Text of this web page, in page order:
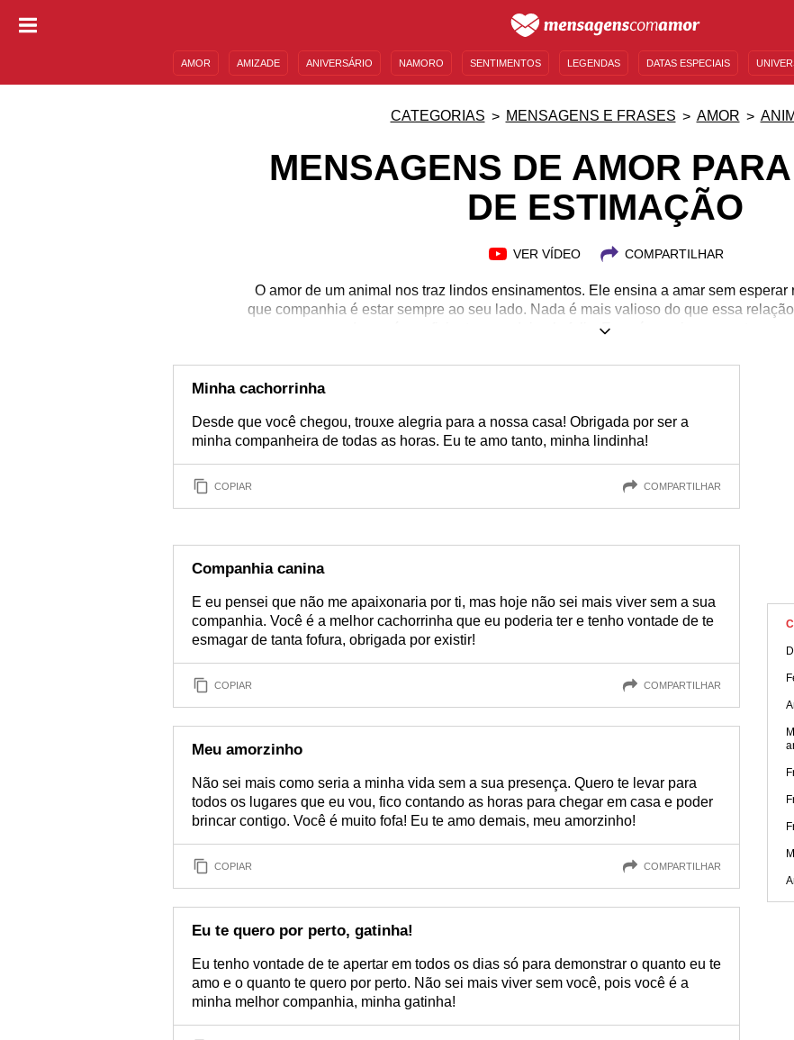
AMOR AMIZADE ANIVERSÁRIO NAMORO SENTIMENTOS LEGENDAS DATAS ESPECIAIS
CATEGORIAS MENSAGENS E FRASES AMOR
MENSAGENS DE AMOR
DE ESTIMAÇÃO
VER VÍDEO COMPARTILHAR
O amor de um animal nos traz lindos ensinamentos. Ele ensina a amar sem esperar
que companhia é estar sempre ao seu lado. Nada é mais valioso do que essa
o der será o suficiente para deixa-lo feliz. Esse é o maior presente que
Minha cachorrinha
Desde que você chegou, trouxe alegria para a nossa casa! Obrigada por ser a
minha companheira de todas as horas. Eu te amo tanto, minha lindinha!
COPIAR COMPARTILHAR
Companhia canina
E eu pensei que não me apaixonaria por ti, mas hoje não sei mais viver sem a sua
companhia. Você é a melhor cachorrinha que eu poderia ter e tenho vontade de te
esmagar de tanta fofura, obrigada por existir!
COPIAR COMPARTILHAR
Meu amorzinho
Não sei mais como seria a minha vida sem a sua presença. Quero te levar para
todos os lugares que eu vou, fico contando as horas para chegar em casa e poder
brincar contigo. Você é muito fofa! Eu te amo demais, meu amorzinho!
COPIAR COMPARTILHAR
Eu te quero por perto, gatinha!
Eu tenho vontade de te apertar em todos os dias só para demonstrar o quanto eu te
amo e o quanto te quero por perto. Não sei mais viver sem você, pois você é a
minha melhor companhia, minha gatinha!